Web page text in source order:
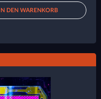
IN DEN WARENKORB